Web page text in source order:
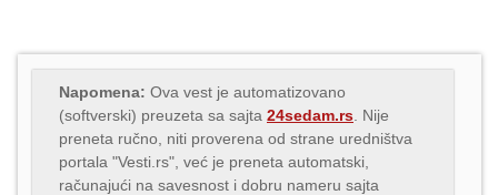
Napomena: Ova vest je automatizovano
(softverski) preuzeta sa sajta 24sedam.rs . Nije
preneta ručno, niti proverena od strane uredništva
portala "Vesti.rs", već je preneta automatski,
računajući na savesnost i dobru nameru sajta